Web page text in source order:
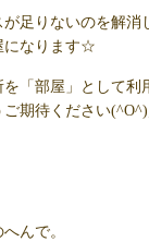
足りないのを解消
になります☆
を「部屋」として利
期待ください(^O^)
んで。